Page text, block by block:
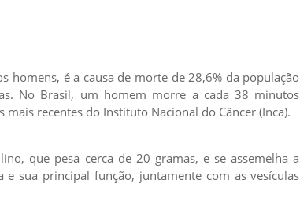
homens, é a causa de morte de 28,6% da população
No Brasil, um homem morre a cada 38 minutos
recentes do Instituto Nacional do Câncer (Inca).
que pesa cerca de 20 gramas, e se assemelha a
e sua principal função, juntamente com as vesículas